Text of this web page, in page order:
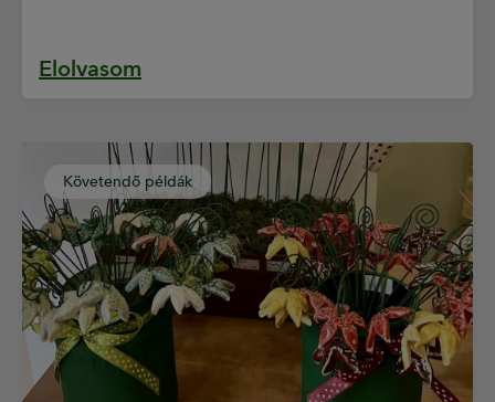
Elolvasom
Követendő példák